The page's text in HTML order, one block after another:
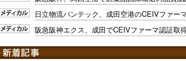
日立物流バンテック、成田空港のCEIVファー
阪急阪神エクス、成田でCEIVファーマ認証取